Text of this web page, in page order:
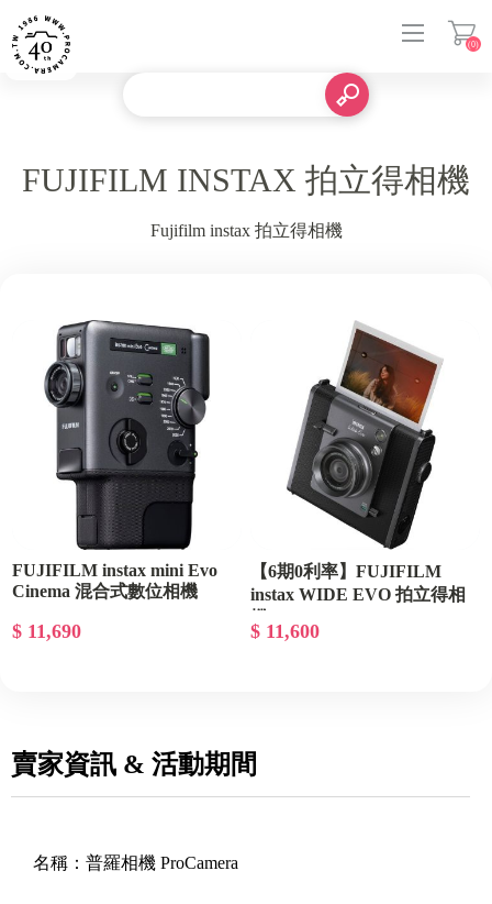
(0)
FUJIFILM INSTAX 拍立得相機
Fujifilm instax 拍立得相機
FUJIFILM instax mini Evo
Cinema 混合式數位相機
$ 11,690
【6期0利率】FUJIFILM
instax WIDE EVO 拍立得相
$ 11,600
賣家資訊 & 活動期間
名稱： 普羅相機 ProCamera